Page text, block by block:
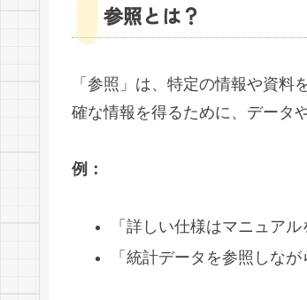
参照とは？
「参照」は、特定の情報や資
確な情報を得るために、データ
例：
「詳しい仕様はマニュア
「統計データを参照しな